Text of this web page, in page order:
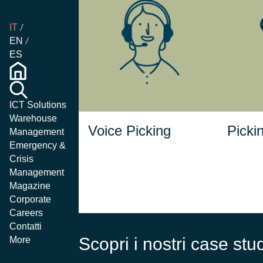
IT
EN
ES
ICT Solutions
Warehouse
Management
Emergency &
Crisis
Management
Magazine
Corporate
Careers
Contatti
More
Voice Picking
Integrato con il WMS, il
modulo
Voice Picking
consente agli operatori
lavorare a mani
l'efficienza e la velocità
delle operazioni di
prelievo.
per
Scopri i nostri case